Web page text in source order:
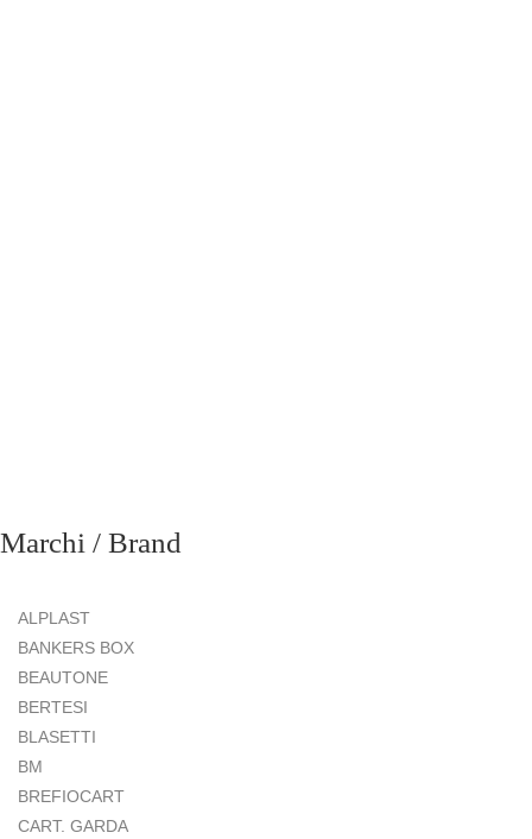
Marchi / Brand
ALPLAST
BANKERS BOX
BEAUTONE
BERTESI
BLASETTI
BM
BREFIOCART
CART. GARDA